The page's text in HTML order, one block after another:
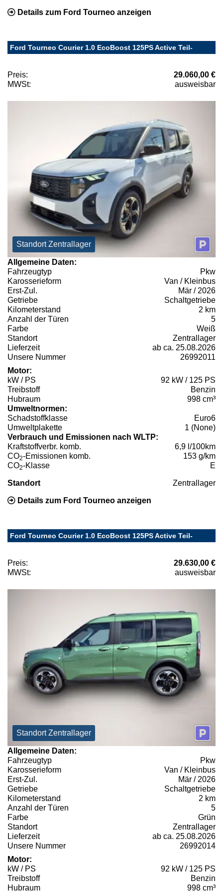
Details zum Ford Tourneo anzeigen
Ford Tourneo Courier 1.0 EcoBoost 125PS Active Teil-
Preis:
29.060,00 €
MWSt:
ausweisbar
Standort Zentrallager
Allgemeine Daten:
Fahrzeugtyp
Pkw
Karosserieform
Van / Kleinbus
Erst-Zul.
Mär / 2026
Getriebe
Schaltgetriebe
Kilometerstand
2 km
Anzahl der Türen
5
Farbe
Weiß
Standort
Zentrallager
Lieferzeit
ab ca. 25.08.2026
Unsere Nummer
26992011
Motor:
kW / PS
92 kW / 125 PS
Treibstoff
Benzin
Hubraum
998 cm³
Umweltnormen:
Schadstoffklasse
Euro6
Umweltplakette
1 (None)
Verbrauch und Emissionen nach WLTP:
Kraftstoffverbr. komb.
6,9 l/100km
CO2-Emissionen komb.
153 g/km
CO2-Klasse E
Standort Zentrallager
Details zum Ford Tourneo anzeigen
Ford Tourneo Courier 1.0 EcoBoost 125PS Active Teil-
Preis:
29.630,00 €
MWSt:
ausweisbar
Standort Zentrallager
Allgemeine Daten:
Fahrzeugtyp
Pkw
Karosserieform
Van / Kleinbus
Erst-Zul.
Mär / 2026
Getriebe
Schaltgetriebe
Kilometerstand
2 km
Anzahl der Türen
5
Farbe
Grün
Standort
Zentrallager
Lieferzeit
ab ca. 25.08.2026
Unsere Nummer
26992014
Motor:
kW / PS
92 kW / 125 PS
Treibstoff
Benzin
Hubraum
998 cm³